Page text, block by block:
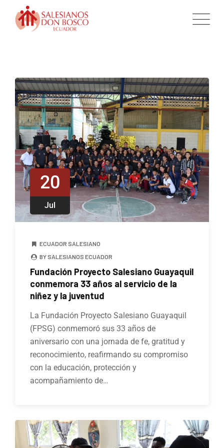
20
Jul
ECUADOR SALESIANO
BY SALESIANOS ECUADOR
Fundación Proyecto Salesiano Guayaquil
conmemora 33 años al servicio de la
niñez y la juventud
La Fundación Proyecto Salesiano Guayaquil
(FPSG) conmemoró sus 33 años de
aniversario con una jornada de fe, gratitud y
reconocimiento, reafirmando su compromiso
con la educación, protección y
acompañamiento de…